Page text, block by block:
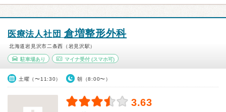
医療法人社団 倉増整形外科
北海道岩見沢市二条西（岩見沢駅）
駐車場あり マイナ受付(スマホ可)
土曜（〜11:30） 朝（8:00〜）
3.63